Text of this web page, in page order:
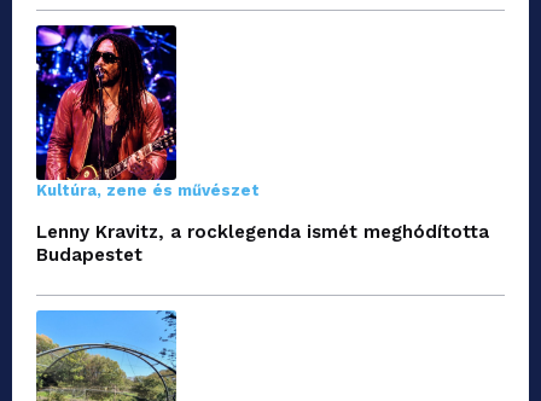
Kultúra, zene és művészet
Lenny Kravitz, a rocklegenda ismét meghódította
Budapestet